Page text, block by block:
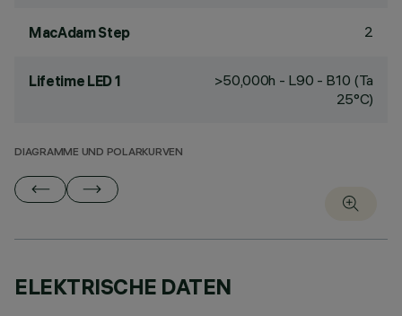
MacAdam Step 2
Lifetime LED 1
>50,000h - L90 - B10 (Ta
25°C)
DIAGRAMME UND POLARKURVEN
ELEKTRISCHE DATEN